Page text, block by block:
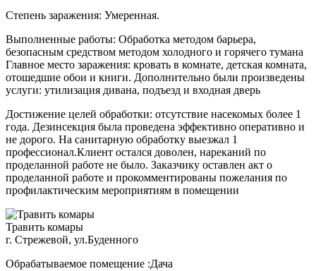
Степень заражения: Умеренная.
Выполненные работы: Обработка методом барьера,
безопасным средством методом холодного и горячего тумана
Главное место заражения: кровать в комнате, детская комната,
отошедшие обои и книги. Дополнительно были произведены
услуги: утилизация дивана, подъезд и входная дверь
Достижение целей обработки: отсутствие насекомых более 1
года. Дезинсекция была проведена эффективно оперативно и
не дорого. На санитарную обработку выезжал 1
профессионал.Клиент остался доволен, нареканий по
проделанной работе не было. Заказчику оставлен акт о
проделанной работе и прокомментированы пожелания по
профилактическим мероприятиям в помещении
Травить комары
г. Стрежевой, ул.Буденного
Обрабатываемое помещение :Дача